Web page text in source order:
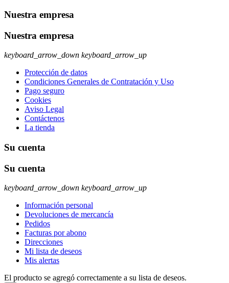
Nuestra empresa
Nuestra empresa
keyboard_arrow_down keyboard_arrow_up
Protección de datos
Condiciones Generales de Contratación y Uso
Pago seguro
Cookies
Aviso Legal
Contáctenos
La tienda
Su cuenta
Su cuenta
keyboard_arrow_down keyboard_arrow_up
Información personal
Devoluciones de mercancía
Pedidos
Facturas por abono
Direcciones
Mi lista de deseos
Mis alertas
El producto se agregó correctamente a su lista de deseos.